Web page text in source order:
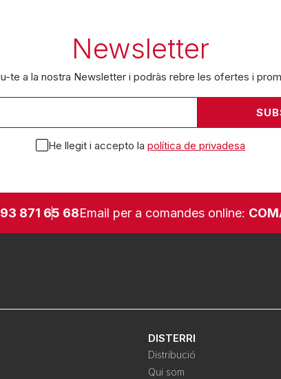
Newsletter
te a la nostra Newsletter i podràs rebre les ofertes i
He llegit i accepto la política de privadesa
93 871 65 68Email per a comandes online:
DISTERRI
Distribució
Qui som